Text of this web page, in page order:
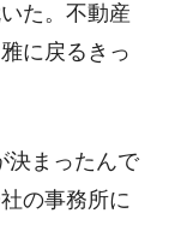
た。不動産
に戻るきっ
決まったんで
の事務所に